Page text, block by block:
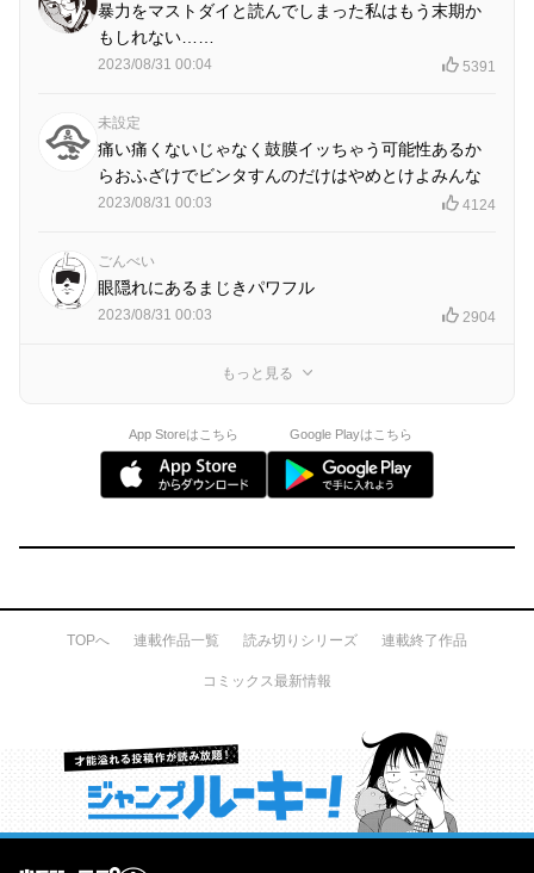
暴力をマストダイと読んでしまった私はもう末期か
もしれない……
2023/08/31 00:04 5391
未設定
痛い痛くないじゃなく鼓膜イッちゃう可能性あるか
らおふざけでビンタすんのだけはやめとけよみんな
2023/08/31 00:03 4124
ごんべい
眼隠れにあるまじきパワフル
2023/08/31 00:03 2904
もっと見る
App Storeはこちら Google Playはこちら
TOPへ 連載作品一覧 読み切りシリーズ 連載終了作品
コミックス最新情報
才能溢れる投稿作が読み放題！ ジャンプルーキー！